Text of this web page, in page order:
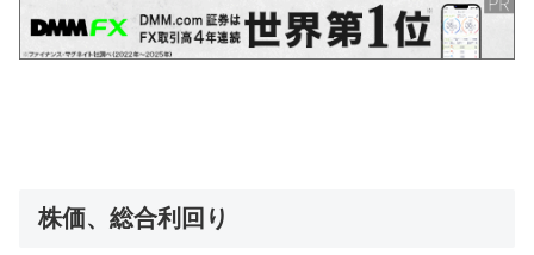
株価、総合利回り